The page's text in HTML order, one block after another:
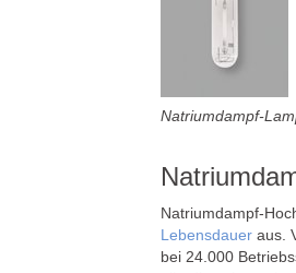
Natriumdampf-
Natriumdampf-
Lebensdauer aus.
bei 24.000